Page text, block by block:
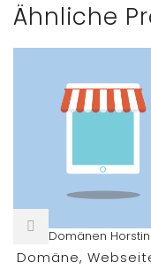
Ähnliche
Domänen
Domäne,